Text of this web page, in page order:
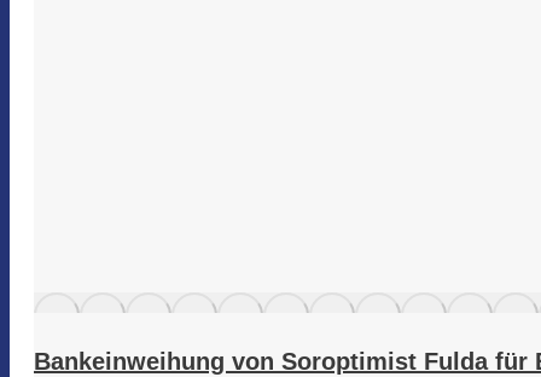
Bankeinweihung von Soroptimist Fulda für